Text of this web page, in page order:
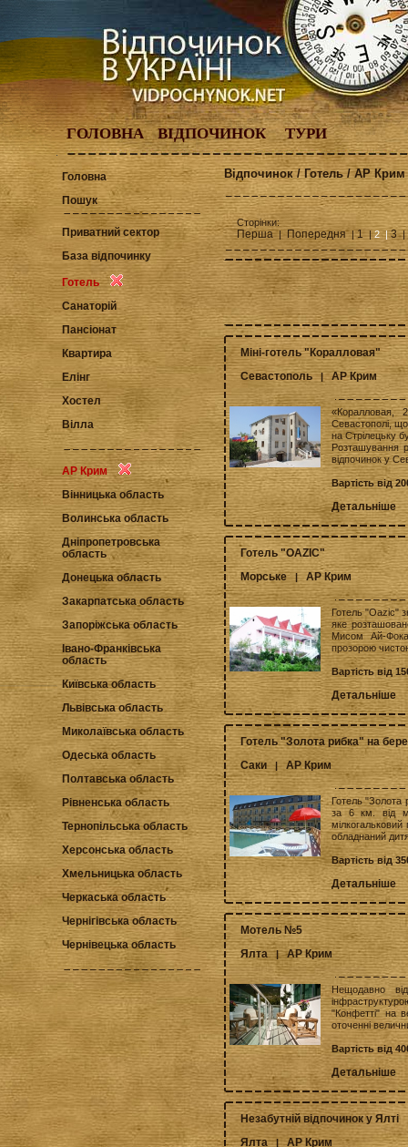
ГОЛОВНА ВІДПОЧИНОК ТУРИ
Головна
Пошук
Приватний сектор
База відпочинку
Готель
Санаторій
Пансіонат
Квартира
Елінг
Хостел
Вілла
АР Крим
Вінницька область
Волинська область
Дніпропетровська
область
Донецька область
Закарпатська область
Запоріжська область
Івано-Франківська
область
Київська область
Львівська область
Миколаївська область
Одеська область
Полтавська область
Рівненська область
Тернопільська область
Херсонська область
Хмельницька область
Черкаська область
Чернігівська область
Чернівецька область
Відпочинок / Готель / АР Крим
Сторінки:
Перша| Попередня|1| 2 | 3|
Міні-готель "Коралловая"
Севастополь |АР Крим
«Коралловая,
Севастополі,
на Стрілецьку
Розташування
відпочинок у
Вартість від
Детальніше
Готель "OAZIC"
Морське |АР Крим
Готель "Oazic"
яке
Мисом Ай-
прозорою
Вартість від
Детальніше
Готель "Золота рибка" на
Саки
|АР Крим
Готель "Золота
за 6 км. від
обладнаний
Вартість від
Детальніше
Мотель №5
Ялта |АР Крим
Нещодавно
"Конфетті" на
оточенні
Вартість від
Детальніше
Незабутній відпочинок у Ялті
Ялта |АР Крим